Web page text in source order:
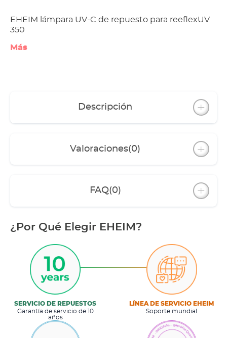
EHEIM lámpara UV-C de repuesto para reeflexUV
350
Más
Descripción
Valoraciones(0)
FAQ(0)
¿Por Qué Elegir EHEIM?
SERVICIO DE REPUESTOS
Garantía de servicio de 10
años
LÍNEA DE SERVICIO EHEIM
Soporte mundial